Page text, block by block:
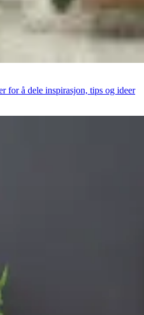
for å dele inspirasjon, tips og ideer